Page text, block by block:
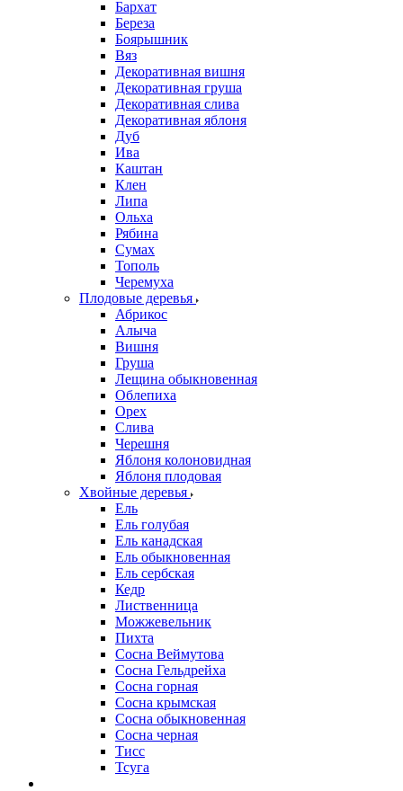
Бархат
Береза
Боярышник
Вяз
Декоративная вишня
Декоративная груша
Декоративная слива
Декоративная яблоня
Дуб
Ива
Каштан
Клен
Липа
Ольха
Рябина
Сумах
Тополь
Черемуха
Плодовые деревья
Абрикос
Алыча
Вишня
Груша
Лещина обыкновенная
Облепиха
Орех
Слива
Черешня
Яблоня колоновидная
Яблоня плодовая
Хвойные деревья
Ель
Ель голубая
Ель канадская
Ель обыкновенная
Ель сербская
Кедр
Лиственница
Можжевельник
Пихта
Сосна Веймутова
Сосна Гельдрейха
Сосна горная
Сосна крымская
Сосна обыкновенная
Сосна черная
Тисс
Тсуга